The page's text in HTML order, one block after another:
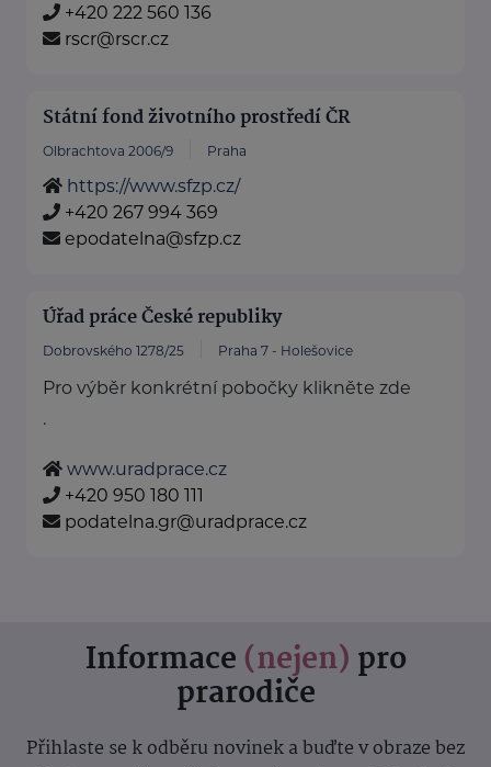
+420 222 560 136
rscr@rscr.cz
Státní fond životního prostředí ČR
Olbrachtova 2006/9 Praha
https://www.sfzp.cz/
+420 267 994 369
epodatelna@sfzp.cz
Úřad práce České republiky
Dobrovského 1278/25 Praha 7 - Holešovice
Pro výběr konkrétní pobočky klikněte zde
.
www.uradprace.cz
+420 950 180 111
podatelna.gr@uradprace.cz
Informace (nejen) pro
prarodiče
Přihlaste se k odběru novinek a buďte v obraze bez